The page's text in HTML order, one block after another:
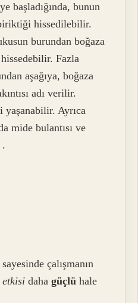
başladığında, bunun
biriktiği hissedilebilir.
burundan boğaza
hissedebilir. Fazla
aşağıya, boğaza
adı verilir.
yaşanabilir. Ayrıca
mide bulantısı ve
.
çalışmanın
etkisi dahagüçlü hale